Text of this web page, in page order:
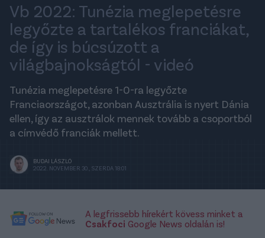
Vb 2022: Tunézia meglepetésre
legyőzte a tartalékos franciákat,
de így is búcsúzott a
világbajnokságtól - videó
Tunézia meglepetésre 1-0-ra legyőzte
Franciaországot, azonban Ausztrália is nyert Dánia
ellen, így az ausztrálok mennek tovább a csoportból
a címvédő franciák mellett.
BUDAI LÁSZLÓ
2022. NOVEMBER 30., SZERDA 18:01
A legfrissebb hírekért kövess minket a
Csakfoci Google News oldalán is!